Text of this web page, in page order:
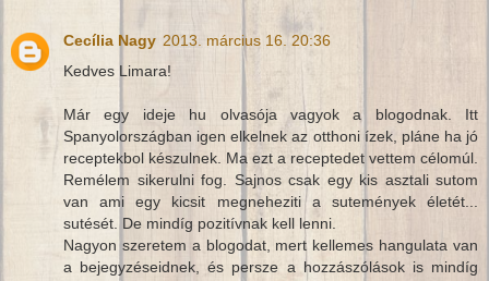
Cecília Nagy 2013. március 16. 20:36
Kedves Limara!
Már egy ideje hu olvasója vagyok a blogodnak. Itt
Spanyolországban igen elkelnek az otthoni ízek, pláne ha jó
receptekbol készulnek. Ma ezt a receptedet vettem célomúl.
Remélem sikerulni fog. Sajnos csak egy kis asztali sutom
van ami egy kicsit megneheziti a sutemények életét...
sutését. De mindíg pozitívnak kell lenni.
Nagyon szeretem a blogodat, mert kellemes hangulata van
a bejegyzéseidnek, és persze a hozzászólások is mindíg